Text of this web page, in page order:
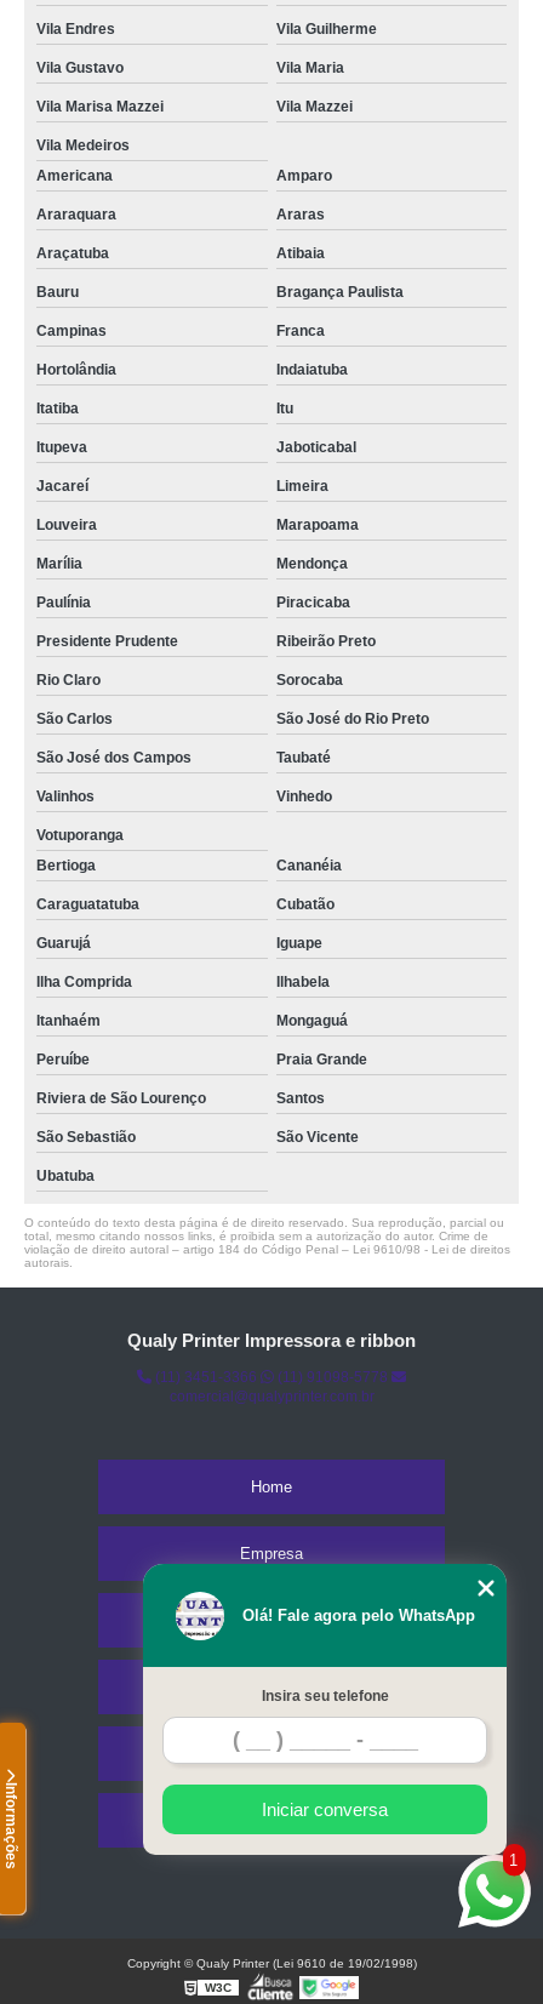
Informações
Vila Endres Vila Guilherme
Vila Gustavo Vila Maria
Vila Marisa Mazzei Vila Mazzei
Vila Medeiros
Americana
Amparo
Araraquara Araras
Araçatuba Atibaia
Bauru Bragança Paulista
Campinas Franca
Hortolândia Indaiatuba
Itatiba Itu
Itupeva Jaboticabal
Jacareí Limeira
Louveira Marapoama
Marília Mendonça
Paulínia Piracicaba
Presidente Prudente Ribeirão Preto
Rio Claro Sorocaba
São Carlos São José do Rio Preto
São José dos Campos Taubaté
Valinhos Vinhedo
Votuporanga
Bertioga
Cananéia
Caraguatatuba Cubatão
Guarujá Iguape
Ilha Comprida Ilhabela
Itanhaém Mongaguá
Peruíbe Praia Grande
Riviera de São Lourenço Santos
São Sebastião São Vicente
Ubatuba
O conteúdo do texto desta página é de direito reservado. Sua reprodução, parcial ou
total, mesmo citando nossos links, é proibida sem a autorização do autor. Crime de
violação de direito autoral – artigo 184 do Código Penal – Lei 9610/98 - Lei de direitos
autorais
Qualy Printer Impressora e ribbon
(11) 3451-3366
(11) 91098-5778
comercial@qualyprinter.com.br
Home
Empresa
Missão
Serviços
Contato
Mapa do site
1
Olá! Fale agora pelo WhatsApp
Insira seu telefone
Iniciar conversa
Copyright © Qualy Printer (Lei 9610 de 19/02/1998)
W3C